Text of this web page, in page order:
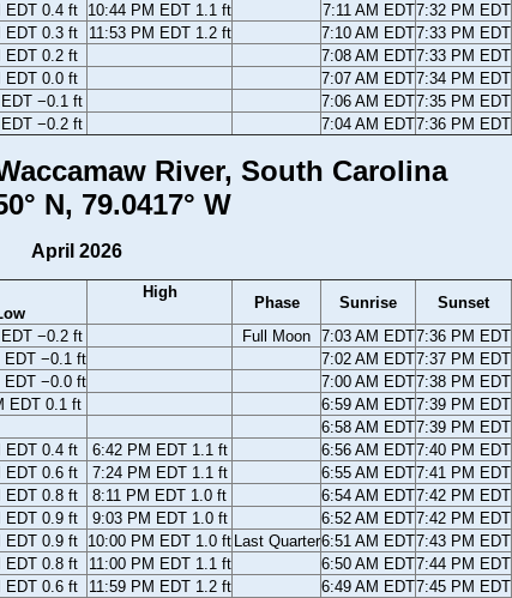
EDT 0.4 ft 10:44 PM EDT 1.1 ft 7:11 AM EDT7:32 PM EDT
EDT 0.3 ft 11:53 PM EDT 1.2 ft 7:10 AM EDT7:33 PM EDT
EDT 0.2 ft 7:08 AM EDT7:33 PM EDT
EDT 0.0 ft 7:07 AM EDT7:34 PM EDT
−0.1 ft 7:06 AM EDT7:35 PM EDT
−0.2 ft 7:04 AM EDT7:36 PM EDT
River, South Carolina
N, 79.0417° W
April 2026
High
Phase Sunrise Sunset
−0.2 ft Full Moon 7:03 AM EDT7:36 PM EDT
EDT −0.1 ft 7:02 AM EDT7:37 PM EDT
EDT −0.0 ft 7:00 AM EDT7:38 PM EDT
EDT 0.1 ft 6:59 AM EDT7:39 PM EDT
6:58 AM EDT7:39 PM EDT
EDT 0.4 ft 6:42 PM EDT 1.1 ft 6:56 AM EDT7:40 PM EDT
EDT 0.6 ft 7:24 PM EDT 1.1 ft 6:55 AM EDT7:41 PM EDT
EDT 0.8 ft 8:11 PM EDT 1.0 ft 6:54 AM EDT7:42 PM EDT
EDT 0.9 ft 9:03 PM EDT 1.0 ft 6:52 AM EDT7:42 PM EDT
EDT 0.9 ft 10:00 PM EDT 1.0 ft Last Quarter6:51 AM EDT7:43 PM EDT
EDT 0.8 ft 11:00 PM EDT 1.1 ft 6:50 AM EDT7:44 PM EDT
EDT 0.6 ft 11:59 PM EDT 1.2 ft 6:49 AM EDT7:45 PM EDT